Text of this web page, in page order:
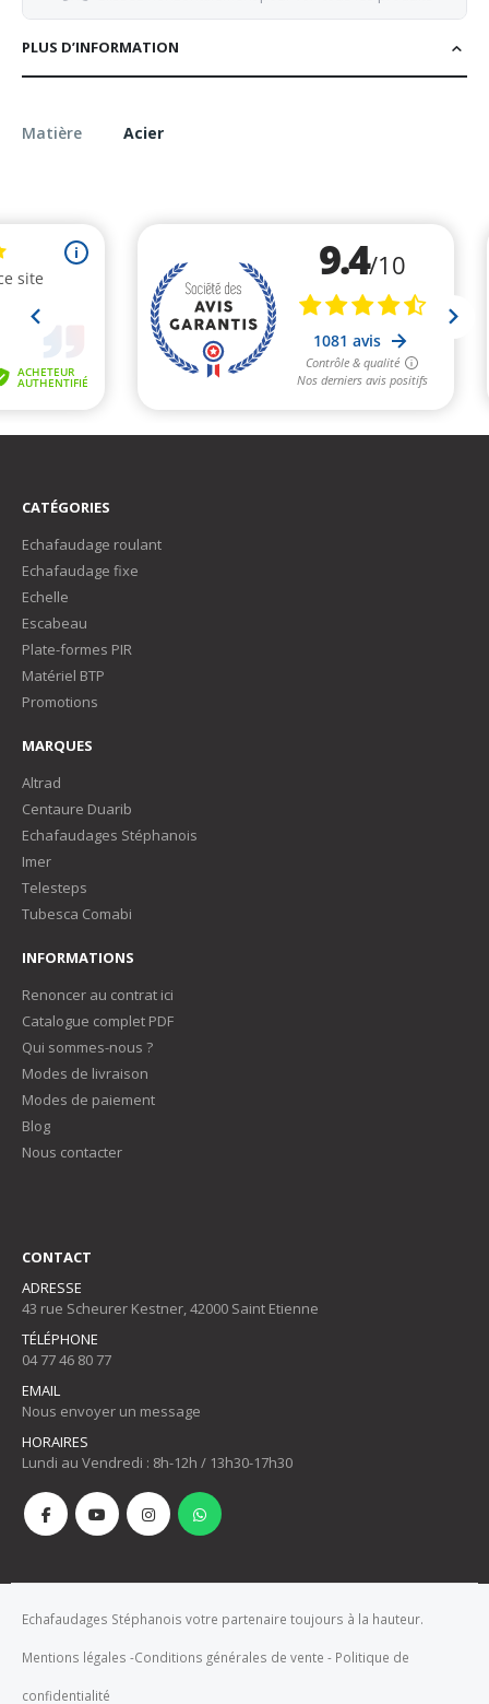
PLUS D’INFORMATION
Matière Acier
CATÉGORIES
Echafaudage roulant
Echafaudage fixe
Echelle
Escabeau
Plate-formes PIR
Matériel BTP
Promotions
MARQUES
Altrad
Centaure Duarib
Echafaudages Stéphanois
Imer
Telesteps
Tubesca Comabi
INFORMATIONS
Renoncer au contrat ici
Catalogue complet PDF
Qui sommes-nous ?
Modes de livraison
Modes de paiement
Blog
Nous contacter
CONTACT
ADRESSE
43 rue Scheurer Kestner, 42000 Saint Etienne
TÉLÉPHONE
04 77 46 80 77
EMAIL
Nous envoyer un message
HORAIRES
Lundi au Vendredi : 8h-12h / 13h30-17h30
Echafaudages Stéphanois votre partenaire toujours à la hauteur.
Mentions légales -Conditions générales de vente - Politique de
confidentialité